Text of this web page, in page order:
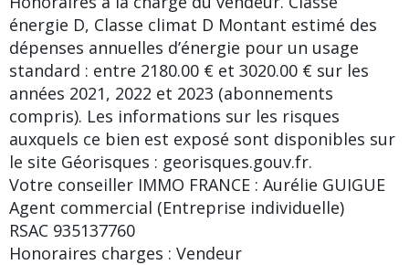
énergie D, Classe climat D Montant estimé des
dépenses annuelles d’énergie pour un usage
standard : entre 2180.00 € et 3020.00 € sur les
années 2021, 2022 et 2023 (abonnements
compris). Les informations sur les risques
auxquels ce bien est exposé sont disponibles sur
le site Géorisques : georisques.gouv.fr.
Votre conseiller IMMO FRANCE : Aurélie GUIGUE
Agent commercial (Entreprise individuelle)
RSAC 935137760
Honoraires charges : Vendeur